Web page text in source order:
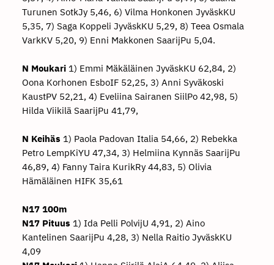
Turunen SotkJy 5,46, 6) Vilma Honkonen JyväskKU
5,35, 7) Saga Koppeli JyväskKU 5,29, 8) Teea Osmala
VarkKV 5,20, 9) Enni Makkonen SaarijPu 5,04.
N Moukari1) Emmi Mäkäläinen JyväskKU 62,84, 2)
Oona Korhonen EsboIF 52,25, 3) Anni Syväkoski
KaustPV 52,21, 4) Eveliina Sairanen SiilPo 42,98, 5)
Hilda Viikilä SaarijPu 41,79,
N Keihäs 1) Paola Padovan Italia 54,66, 2) Rebekka
Petro LempKiYU 47,34, 3) Helmiina Kynnäs SaarijPu
46,89, 4) Fanny Taira KurikRy 44,83, 5) Olivia
Hämäläinen HIFK 35,61
N17 100m
N17 Pituus 1) Ida Pelli PolvijU 4,91, 2) Aino
Kantelinen SaarijPu 4,28, 3) Nella Raitio JyväskKU
4,09